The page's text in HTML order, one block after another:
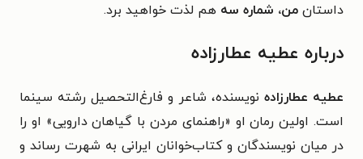
داستان من، شماره سه هم لذت خواهید برد.
درباره عطیه عطارزاده
عطیه عطار‌زاده نویسنده‌، شاعر و فارغ‌التحصیل رشته سینما
است. اولین رمان او «راهنمای مردن با گیاهان دارویی» او را
در میان نویسندگان و کتاب‌خوانان ایرانی به شهرت رساند و